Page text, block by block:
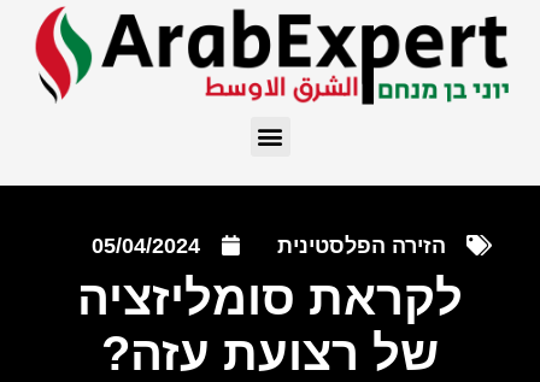
הזירה הפלסטינית 05/04/2024
לקראת סומליזציה
של רצועת עזה?